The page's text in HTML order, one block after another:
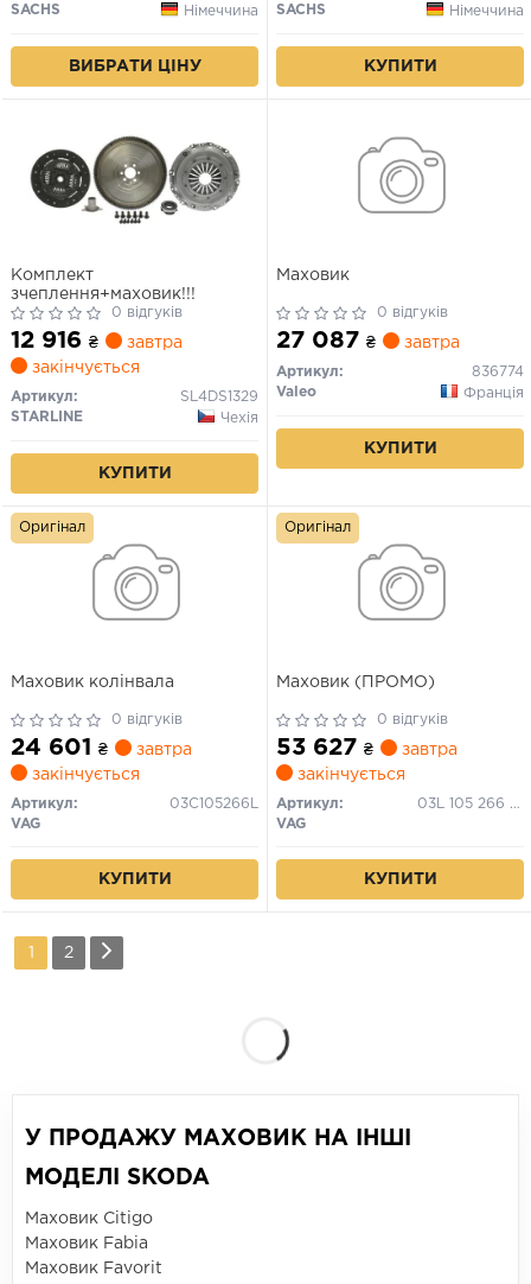
SACHS
Німеччина
ВИБРАТИ ЦІНУ
SACHS
Німеччина
КУПИТИ
Комплект
зчеплення+маховик!!!
0 відгуків
12 916 ₴
завтра
закінчується
Артикул:
SL4DS1329
STARLINE
Чехія
КУПИТИ
Маховик
0 відгуків
27 087 ₴ завтра
Артикул:
836774
Valeo
Франція
КУПИТИ
Маховик колiнвала
0 відгуків
24 601 ₴
завтра
закінчується
Артикул:
03C105266L
VAG
КУПИТИ
Оригінал
Маховик (ПРОМО)
0 відгуків
53 627 ₴
завтра
закінчується
Артикул:
03L 105 266 EA
VAG
КУПИТИ
Оригінал
1 2
У ПРОДАЖУ МАХОВИК НА ІНШІ
МОДЕЛІ SKODA
Маховик Citigo
Маховик Fabia
Маховик Favorit